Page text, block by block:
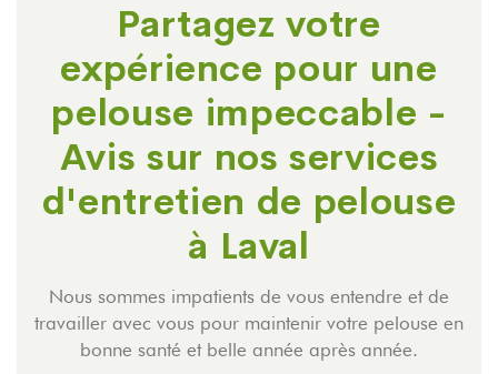
Partagez votre
expérience pour une
pelouse impeccable -
Avis sur nos services
d'entretien de pelouse
à Laval
Nous sommes impatients de vous entendre et de
travailler avec vous pour maintenir votre pelouse en
bonne santé et belle année après année.